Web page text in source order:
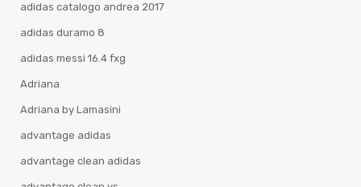
adidas catalogo andrea 2017
adidas duramo 8
adidas messi 16.4 fxg
Adriana
Adriana by Lamasini
advantage adidas
advantage clean adidas